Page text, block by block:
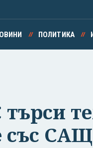
ПОЛИТИКА
със САЩ